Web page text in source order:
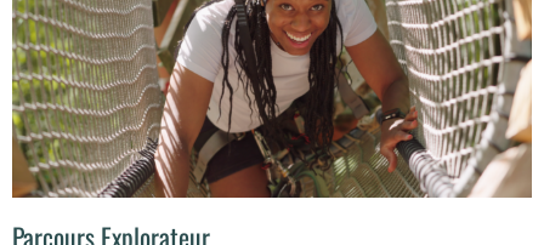
Parcours Explorateur